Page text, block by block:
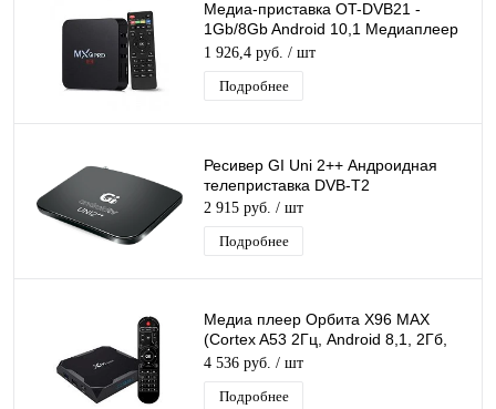
Медиа-приставка OT-DVB21 -
1Gb/8Gb Android 10,1 Медиаплеер
Smart tv IPTV OTT приставка 4K HD
H.265
1 926,4 руб. / шт
Подробнее
Ресивер GI Uni 2++ Андроидная
телеприставка DVB-T2
2 915 руб. / шт
Подробнее
Медиа плеер Орбита X96 MAX
(Cortex A53 2Гц, Android 8,1, 2Гб,
Flash 16ГБ, Wi-Fi)/20 У
4 536 руб. / шт
Подробнее